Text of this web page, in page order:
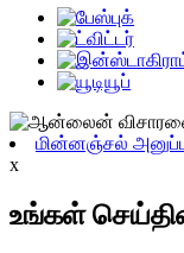
மின்னஞ்சல்
x
உங்கள்